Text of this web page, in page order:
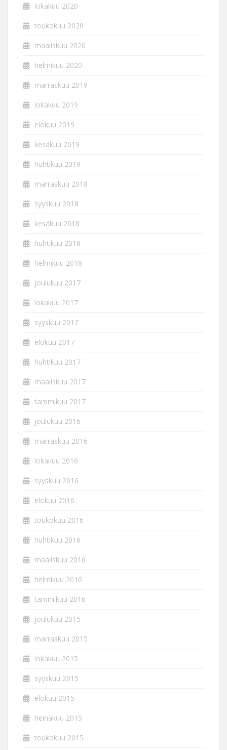
lokakuu 2020
toukokuu 2020
maaliskuu 2020
helmikuu 2020
marraskuu 2019
lokakuu 2019
elokuu 2019
kesäkuu 2019
huhtikuu 2019
marraskuu 2018
syyskuu 2018
kesäkuu 2018
huhtikuu 2018
helmikuu 2018
joulukuu 2017
lokakuu 2017
syyskuu 2017
elokuu 2017
huhtikuu 2017
maaliskuu 2017
tammikuu 2017
joulukuu 2016
marraskuu 2016
lokakuu 2016
syyskuu 2016
elokuu 2016
toukokuu 2016
huhtikuu 2016
maaliskuu 2016
helmikuu 2016
tammikuu 2016
joulukuu 2015
marraskuu 2015
lokakuu 2015
syyskuu 2015
elokuu 2015
heinäkuu 2015
toukokuu 2015